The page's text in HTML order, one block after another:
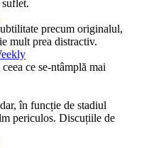
precum originalul,
mult prea distractiv.
ce se-ntâmplă mai
în funcție de stadiul
periculos. Discuțiile de